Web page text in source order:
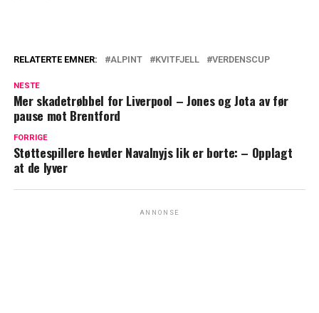
RELATERTE EMNER: ALPINT KVITFJELL VERDENSCUP
NESTE
Mer skadetrøbbel for Liverpool – Jones og Jota av før
pause mot Brentford
FORRIGE
Støttespillere hevder Navalnyjs lik er borte: – Opplagt
at de lyver
ANNONSE